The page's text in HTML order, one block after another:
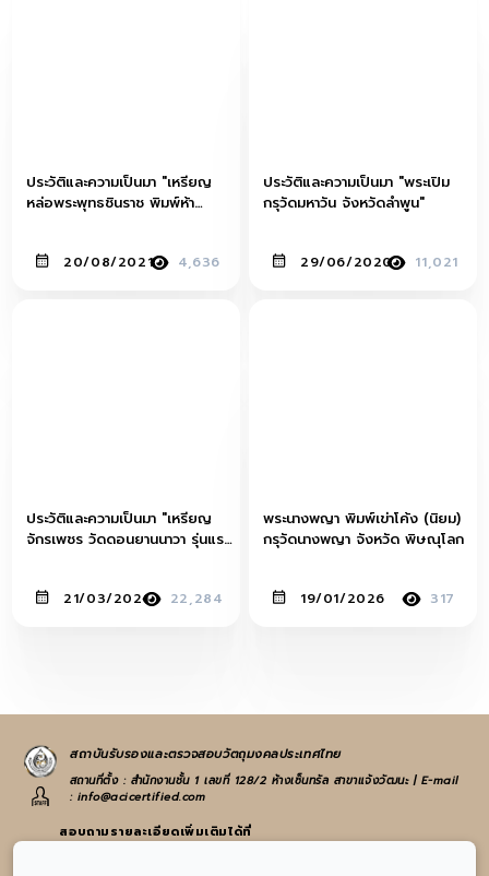
ประวัติและความเป็นมา "เหรียญ
หล่อพระพุทธชินราช พิมพ์ห้า
20/08/2021 4,636
ประวัติและความเป็นมา "พระเปิม
กรุวัดมหาวัน จังหวัดลำพูน"
29/06/2020 11,021
ประวัติและความเป็นมา "เหรียญ
จักรเพชร วัดดอนยานนาวา รุ่นแรก
21/03/2021 22,284
พระนางพญา พิมพ์เข่าโค้ง (นิยม)
กรุวัดนางพญา จังหวัด พิษณุโลก
19/01/2026 317
สถาบันรับรองและตรวจสอบวัตถุมงคลประเทศไทย
สถานที่ตั้ง : สำนักงานชั้น 1 เลขที่ 128/2 ห้างเซ็นทรัล สาขาแจ้งวัฒนะ | E-mail
: info@acicertified.com
สอบถามรายละเอียดเพิ่มเติมได้ที่